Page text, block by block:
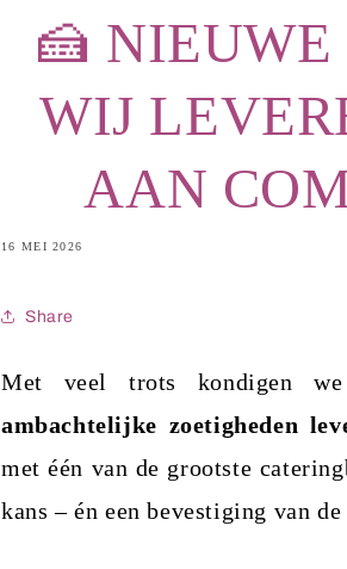
🍰
WIJ
AAN
16 MEI 2026
Share
Met veel trots kondigen
ambachtelijke zoetigheden
met één van de grootste
kans – én een bevestiging van